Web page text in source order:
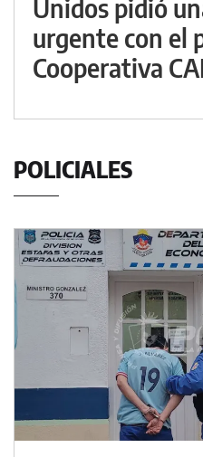
Unidos pidió
urgente con el
Cooperativa
POLICIALES